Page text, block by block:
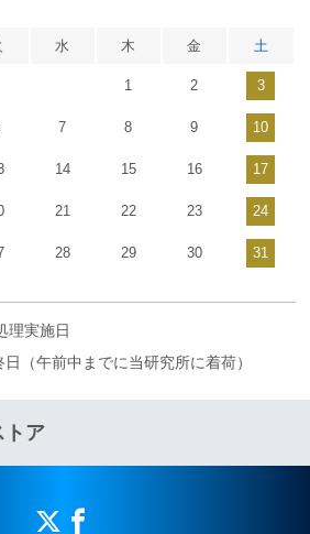
水 木 金 土
1 2 3
7 8 9 10
14 15 16 17
21 22 23 24
28 29 30 31
理実施日
（午前中までに当研究所に着荷）
トア